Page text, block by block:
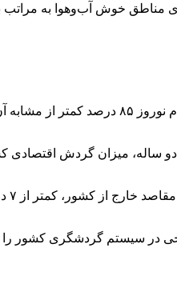
مناطق خوش‌ آب‌وهوا به